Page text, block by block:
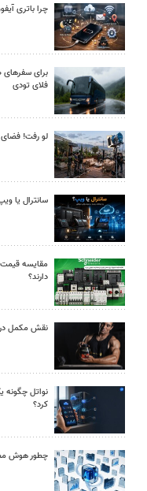
چرا باتری آیفون
برای سفرهای
فلای تودی
لو رفت! فضای
سانترال یا
مقایسه قیمت
دارند؟
نقش مکمل در
نواتل چگونه
کرد؟
چطور هوش